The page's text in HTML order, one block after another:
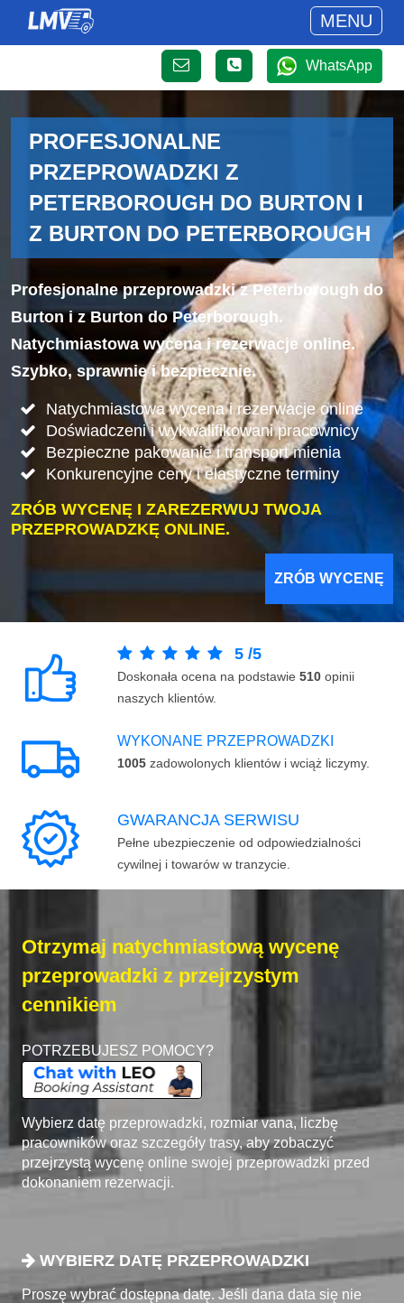
MENU
WhatsApp
PROFESJONALNE
PRZEPROWADZKI Z
PETERBOROUGH DO BURTON I
Z BURTON DO PETERBOROUGH
Profesjonalne przeprowadzki z Peterborough do
Burton i z Burton do Peterborough.
Natychmiastowa wycena i rezerwacje online.
Szybko, sprawnie i bezpiecznie.
Natychmiastowa wycena i rezerwacje online
Doświadczeni i wykwalifikowani pracownicy
Bezpieczne pakowanie i transport mienia
Konkurencyjne ceny i elastyczne terminy
ZRÓB WYCENĘ I ZAREZERWUJ TWOJA
PRZEPROWADZKĘ ONLINE.
ZRÓB WYCENĘ
5 /5
Doskonała ocena na podstawie 510 opinii
naszych klientów.
WYKONANE PRZEPROWADZKI
1005 zadowolonych klientów i wciąż liczymy.
GWARANCJA SERWISU
Pełne ubezpieczenie od odpowiedzialności
cywilnej i towarów w tranzycie.
Otrzymaj natychmiastową wycenę
przeprowadzki z przejrzystym
cennikiem
POTRZEBUJESZ POMOCY?
Wybierz datę przeprowadzki, rozmiar vana, liczbę
pracowników oraz szczegóły trasy, aby zobaczyć
przejrzystą wycenę online swojej przeprowadzki przed
dokonaniem rezerwacji.
WYBIERZ DATĘ PRZEPROWADZKI
Proszę wybrać dostępna datę. Jeśli dana data się nie